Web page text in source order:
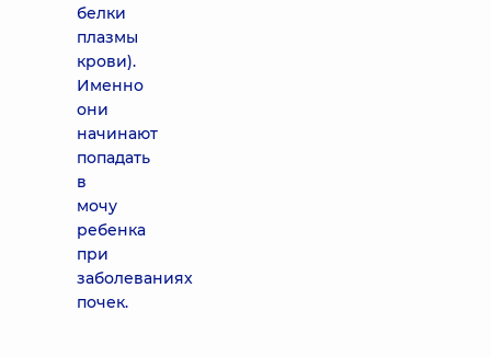
белки
плазмы
крови).
Именно
они
начинают
попадать
в
мочу
ребенка
при
заболеваниях
почек.